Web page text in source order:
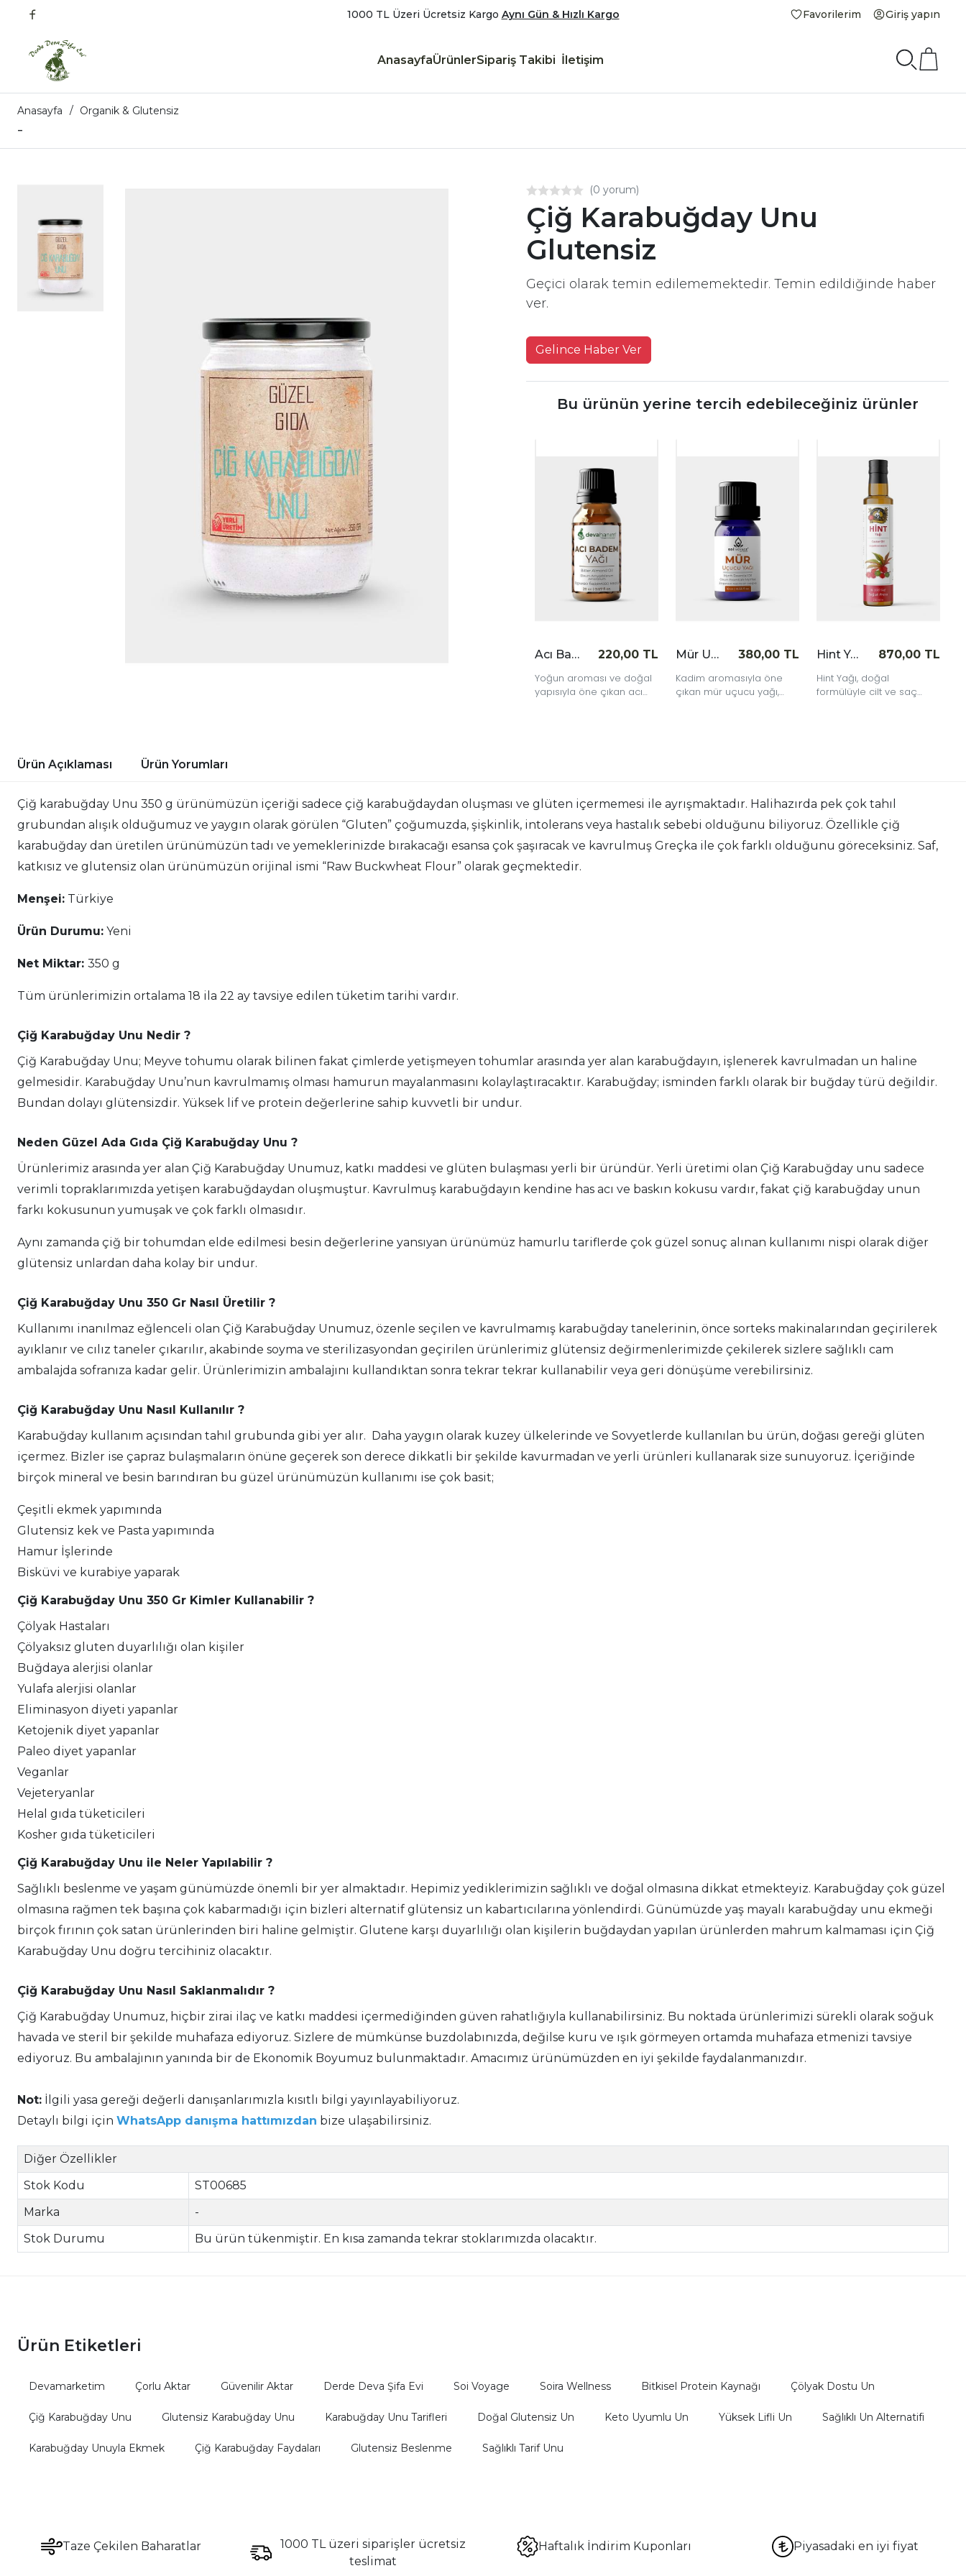
1000 TL Üzeri Ücretsiz Kargo Aynı Gün & Hızlı Kargo Favorilerim Giriş yapın
AnasayfaÜrünlerSipariş Takibi İletişim
Anasayfa Organik & Glutensiz
-
(0 yorum)
Çiğ Karabuğday Unu
Glutensiz
Geçici olarak temin edilememektedir. Temin edildiğinde haber
ver.
Gelince Haber Ver
Bu ürünün yerine tercih edebileceğiniz ürünler
Acı Badem Yağı 20 cc
220,00 TL
Yoğun aroması ve doğal
yapısıyla öne çıkan acı
Mür Uçucu Yağı 10 cc
380,00 TL
Kadim aromasıyla öne
çıkan mür uçucu yağı,
Hint Yağı 250 cc
870,00 TL
Hint Yağı, doğal
formülüyle cilt ve saç
Ürün Açıklaması Ürün Yorumları
Çiğ karabuğday Unu 350 g ürünümüzün içeriği sadece çiğ karabuğdaydan oluşması ve glüten içermemesi ile ayrışmaktadır. Halihazırda pek çok tahıl
grubundan alışık olduğumuz ve yaygın olarak görülen “Gluten” çoğumuzda, şişkinlik, intolerans veya hastalık sebebi olduğunu biliyoruz. Özellikle çiğ
karabuğday dan üretilen ürünümüzün tadı ve yemeklerinizde bırakacağı esansa çok şaşıracak ve kavrulmuş Greçka ile çok farklı olduğunu göreceksiniz. Saf,
katkısız ve glutensiz olan ürünümüzün orijinal ismi “Raw Buckwheat Flour” olarak geçmektedir.
Menşei: Türkiye
Ürün Durumu: Yeni
Net Miktar: 350 g
Tüm ürünlerimizin ortalama 18 ila 22 ay tavsiye edilen tüketim tarihi vardır.
Çiğ Karabuğday Unu Nedir ?
Çiğ Karabuğday Unu; Meyve tohumu olarak bilinen fakat çimlerde yetişmeyen tohumlar arasında yer alan karabuğdayın, işlenerek kavrulmadan un haline
gelmesidir. Karabuğday Unu’nun kavrulmamış olması hamurun mayalanmasını kolaylaştıracaktır. Karabuğday; isminden farklı olarak bir buğday türü değildir.
Bundan dolayı glütensizdir. Yüksek lif ve protein değerlerine sahip kuvvetli bir undur.
Neden Güzel Ada Gıda Çiğ Karabuğday Unu ?
Ürünlerimiz arasında yer alan Çiğ Karabuğday Unumuz, katkı maddesi ve glüten bulaşması yerli bir üründür. Yerli üretimi olan Çiğ Karabuğday unu sadece
verimli topraklarımızda yetişen karabuğdaydan oluşmuştur. Kavrulmuş karabuğdayın kendine has acı ve baskın kokusu vardır, fakat çiğ karabuğday unun
farkı kokusunun yumuşak ve çok farklı olmasıdır.
Aynı zamanda çiğ bir tohumdan elde edilmesi besin değerlerine yansıyan ürünümüz hamurlu tariflerde çok güzel sonuç alınan kullanımı nispi olarak diğer
glütensiz unlardan daha kolay bir undur.
Çiğ Karabuğday Unu 350 Gr Nasıl Üretilir ?
Kullanımı inanılmaz eğlenceli olan Çiğ Karabuğday Unumuz, özenle seçilen ve kavrulmamış karabuğday tanelerinin, önce sorteks makinalarından geçirilerek
ayıklanır ve cılız taneler çıkarılır, akabinde soyma ve sterilizasyondan geçirilen ürünlerimiz glütensiz değirmenlerimizde çekilerek sizlere sağlıklı cam
ambalajda sofranıza kadar gelir. Ürünlerimizin ambalajını kullandıktan sonra tekrar tekrar kullanabilir veya geri dönüşüme verebilirsiniz.
Çiğ Karabuğday Unu Nasıl Kullanılır ?
Karabuğday kullanım açısından tahıl grubunda gibi yer alır. Daha yaygın olarak kuzey ülkelerinde ve Sovyetlerde kullanılan bu ürün, doğası gereği glüten
içermez. Bizler ise çapraz bulaşmaların önüne geçerek son derece dikkatli bir şekilde kavurmadan ve yerli ürünleri kullanarak size sunuyoruz. İçeriğinde
birçok mineral ve besin barındıran bu güzel ürünümüzün kullanımı ise çok basit;
Çeşitli ekmek yapımında
Glutensiz kek ve Pasta yapımında
Hamur İşlerinde
Bisküvi ve kurabiye yaparak
Çiğ Karabuğday Unu 350 Gr Kimler Kullanabilir ?
Çölyak Hastaları
Çölyaksız gluten duyarlılığı olan kişiler
Buğdaya alerjisi olanlar
Yulafa alerjisi olanlar
Eliminasyon diyeti yapanlar
Ketojenik diyet yapanlar
Paleo diyet yapanlar
Veganlar
Vejeteryanlar
Helal gıda tüketicileri
Kosher gıda tüketicileri
Çiğ Karabuğday Unu ile Neler Yapılabilir ?
Sağlıklı beslenme ve yaşam günümüzde önemli bir yer almaktadır. Hepimiz yediklerimizin sağlıklı ve doğal olmasına dikkat etmekteyiz. Karabuğday çok güzel
olmasına rağmen tek başına çok kabarmadığı için bizleri alternatif glütensiz un kabartıcılarına yönlendirdi. Günümüzde yaş mayalı karabuğday unu ekmeği
birçok fırının çok satan ürünlerinden biri haline gelmiştir. Glutene karşı duyarlılığı olan kişilerin buğdaydan yapılan ürünlerden mahrum kalmaması için Çiğ
Karabuğday Unu doğru tercihiniz olacaktır.
Çiğ Karabuğday Unu Nasıl Saklanmalıdır ?
Çiğ Karabuğday Unumuz, hiçbir zirai ilaç ve katkı maddesi içermediğinden güven rahatlığıyla kullanabilirsiniz. Bu noktada ürünlerimizi sürekli olarak soğuk
havada ve steril bir şekilde muhafaza ediyoruz. Sizlere de mümkünse buzdolabınızda, değilse kuru ve ışık görmeyen ortamda muhafaza etmenizi tavsiye
ediyoruz. Bu ambalajının yanında bir de Ekonomik Boyumuz bulunmaktadır. Amacımız ürünümüzden en iyi şekilde faydalanmanızdır.
Not: İlgili yasa gereği değerli danışanlarımızla kısıtlı bilgi yayınlayabiliyoruz.
Detaylı bilgi için WhatsApp danışma hattımızdan bize ulaşabilirsiniz.
Diğer Özellikler
Stok Kodu
ST00685
Marka
-
Stok Durumu
Bu ürün tükenmiştir. En kısa zamanda tekrar stoklarımızda olacaktır.
Ürün Etiketleri
Devamarketim Çorlu Aktar Güvenilir Aktar Derde Deva Şifa Evi Soi Voyage Soira Wellness Bitkisel Protein Kaynağı Çölyak Dostu Un
Çiğ Karabuğday Unu Glutensiz Karabuğday Unu Karabuğday Unu Tarifleri Doğal Glutensiz Un Keto Uyumlu Un Yüksek Lifli Un Sağlıklı Un Alternatifi
Karabuğday Unuyla Ekmek Çiğ Karabuğday Faydaları Glutensiz Beslenme Sağlıklı Tarif Unu
Taze Çekilen Baharatlar
1000 TL üzeri siparişler ücretsiz
teslimat
Haftalık İndirim Kuponları Piyasadaki en iyi fiyat